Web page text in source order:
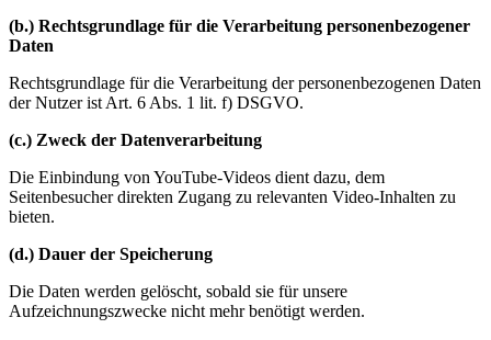
(b.) Rechtsgrundlage für die Verarbeitung personenbezogener
Daten
Rechtsgrundlage für die Verarbeitung der personenbezogenen Daten
der Nutzer ist Art. 6 Abs. 1 lit. f) DSGVO.
(c.) Zweck der Datenverarbeitung
Die Einbindung von YouTube-Videos dient dazu, dem
Seitenbesucher direkten Zugang zu relevanten Video-Inhalten zu
bieten.
(d.) Dauer der Speicherung
Die Daten werden gelöscht, sobald sie für unsere
Aufzeichnungszwecke nicht mehr benötigt werden.